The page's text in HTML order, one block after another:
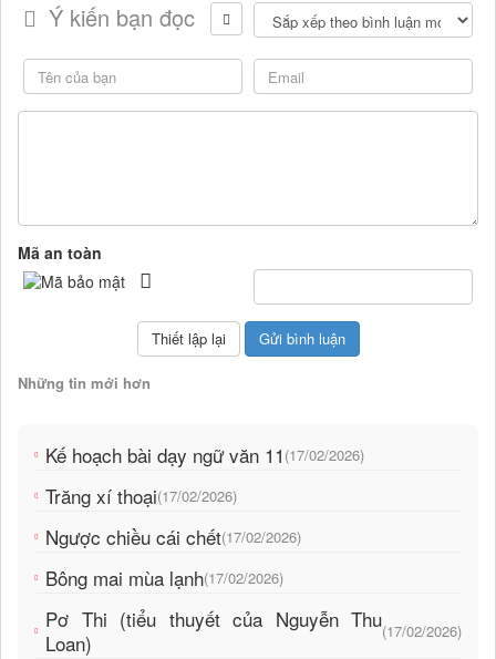
Ý kiến bạn đọc
Mã an toàn
Những tin mới hơn
Kế hoạch bài dạy ngữ văn 11 (17/02/2026)
Trăng xí thoại(17/02/2026)
Ngược chiều cái chết(17/02/2026)
Bông mai mùa lạnh(17/02/2026)
Pơ Thi (tiểu thuyết của Nguyễn Thu
Loan)
(17/02/2026)